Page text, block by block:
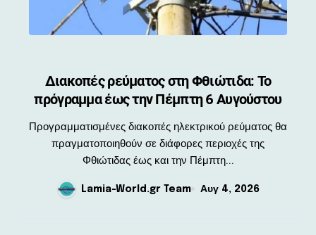
Διακοπές ρεύματος στη Φθιώτιδα: Το
πρόγραμμα έως την Πέμπτη 6 Αυγούστου
Προγραμματισμένες διακοπές ηλεκτρικού ρεύματος θα
πραγματοποιηθούν σε διάφορες περιοχές της
Φθιώτιδας έως και την Πέμπτη...
Lamia-World.gr Team Αυγ 4, 2026